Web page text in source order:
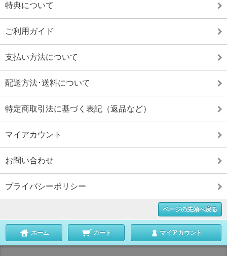
特典について
ご利用ガイド
支払い方法について
配送方法･送料について
特定商取引法に基づく表記（返品など）
マイアカウント
お問い合わせ
プライバシーポリシー
ページの先頭へ戻る
ホーム カート マイアカウント